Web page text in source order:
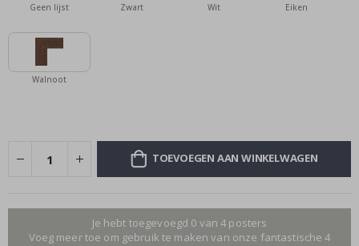
Geen lijst Zwart Wit Eiken
Walnoot
TOEVOEGEN AAN WINKELWAGEN
Je hebt toegevoegd 0 van 4 posters
Voeg meer toe om gebruik te maken van onze fantastische 4